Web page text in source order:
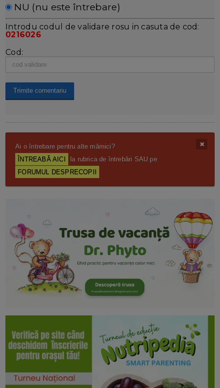
NU (nu este întrebare)
Introdu codul de validare rosu in casuta de cod:
0216026
Cod:
Ai o întrebare pentru alte mămici?
ÎNTREABĂ AICI
la rubrica de întrebări SAU pe
FORUMUL DESPRECOPII